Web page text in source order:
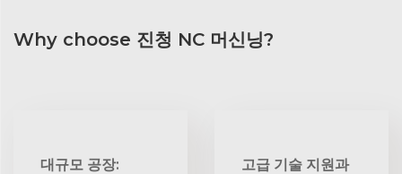
Why choose 진청 NC 머신닝?
대규모 공장:
고급 기술 지원과